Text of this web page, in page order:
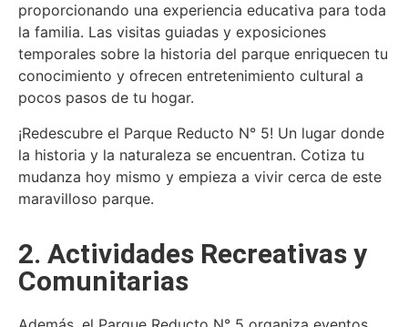
proporcionando una experiencia educativa para toda
la familia. Las visitas guiadas y exposiciones
temporales sobre la historia del parque enriquecen tu
conocimiento y ofrecen entretenimiento cultural a
pocos pasos de tu hogar.
¡Redescubre el Parque Reducto N° 5! Un lugar donde
la historia y la naturaleza se encuentran. Cotiza tu
mudanza hoy mismo y empieza a vivir cerca de este
maravilloso parque.
2. Actividades Recreativas y
Comunitarias